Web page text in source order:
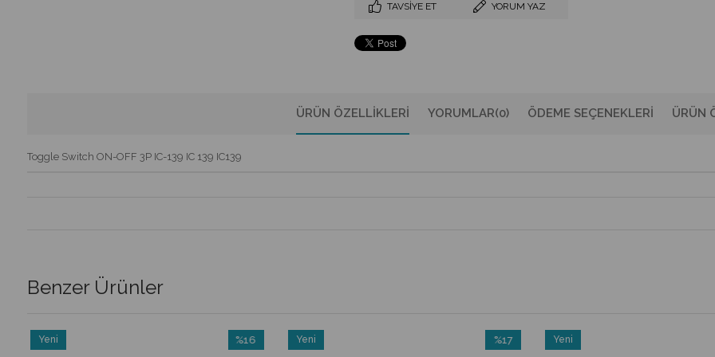
TAVSIYE ET YORUM YAZ
ÜRÜN ÖZELLIKLERI YORUMLAR(0) ÖDEME SEÇENEKLERI ÜRÜN
Toggle Switch ON-OFF 3P IC-139 IC 139 IC139
Benzer Ürünler
%16
Yeni
%17
Yeni
Yeni